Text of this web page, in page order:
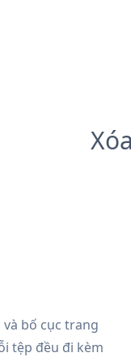
bố cục trang
tệp đều đi kèm